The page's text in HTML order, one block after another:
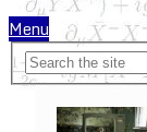
Menu